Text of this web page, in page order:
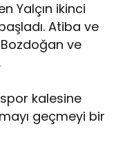
Yalçın ikinci
Atiba ve
ve
kalesine
geçmeyi bir